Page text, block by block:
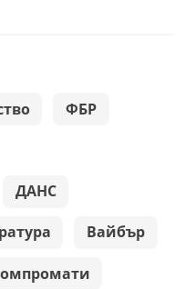
ФБР
ДАНС
Вайбър